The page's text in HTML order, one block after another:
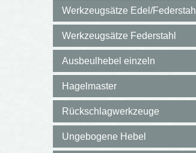
Werkzeugsätze Edel/Federstahl
Werkzeugsätze Federstahl
Ausbeulhebel einzeln
Hagelmaster
Rückschlagwerkzeuge
Ungebogene Hebel